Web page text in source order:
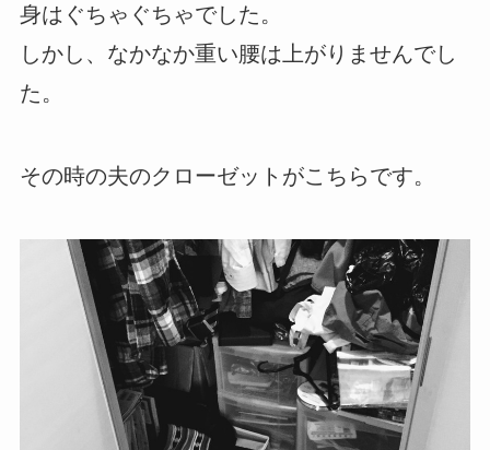
身はぐちゃぐちゃでした。
しかし、なかなか重い腰は上がりませんでし
た。
その時の夫のクローゼットがこちらです。